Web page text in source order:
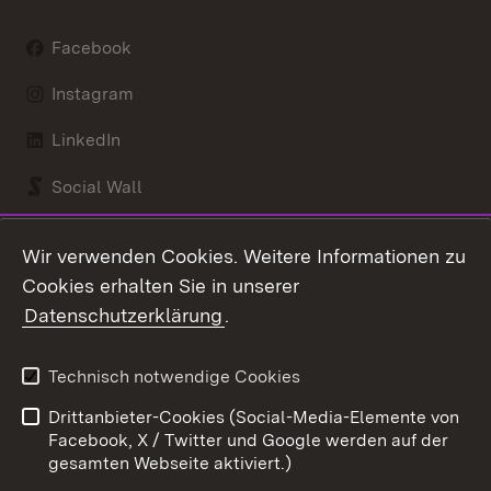
Facebook
Instagram
LinkedIn
Social Wall
Kontakt
Barrierefreiheit
Impressum
Cookies
Wir verwenden Cookies. Weitere Informationen zu
Cookies erhalten Sie in unserer
Datenschutzerklärung.
Technisch notwendige Cookies
Drittanbieter-Cookies (Social-Media-Elemente von
Facebook, X / Twitter und Google werden auf der
gesamten Webseite aktiviert.)